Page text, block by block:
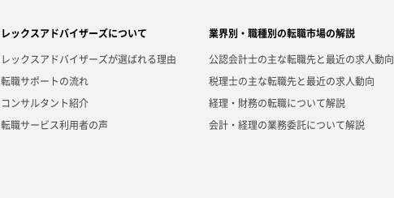
レックスアドバイザーズについて
レックスアドバイザーズが選ばれる理由
転職サポートの流れ
コンサルタント紹介
転職サービス利用者の声
業界別・職種別の転職市場の解説
公認会計士の主な転職先と最近の求人動向
税理士の主な転職先と最近の求人動向
経理・財務の転職について解説
会計・経理の業務委託について解説